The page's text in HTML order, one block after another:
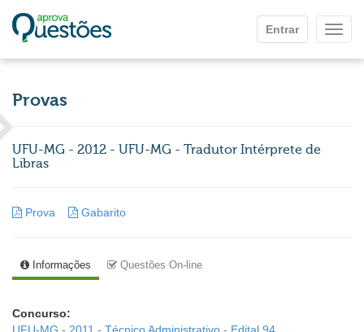
Entrar
Provas
UFU-MG - 2012 - UFU-MG - Tradutor Intérprete de
Libras
Prova Gabarito
Informações Questões On-line
Concurso: